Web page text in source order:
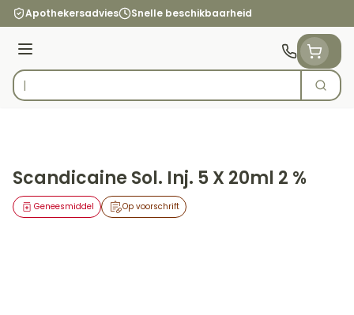
Ga naar de inhoud
Apothekersadvies Snelle beschikbaarheid
Menu
Product, merk, categorie...
Zoek
Scandicaine Sol. Inj. 5 X 20ml 2 %
Op voorschrift
Geneesmiddel